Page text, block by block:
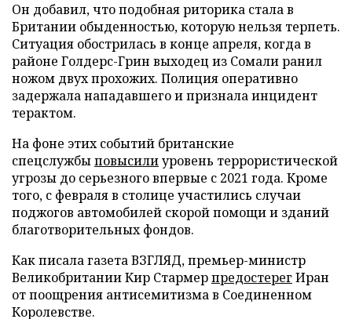
Он добавил, что подобная риторика стала в
Британии обыденностью, которую нельзя терпеть.
Ситуация обострилась в конце апреля, когда в
районе Голдерс-Грин выходец из Сомали ранил
ножом двух прохожих. Полиция оперативно
задержала нападавшего и признала инцидент
терактом.
На фоне этих событий британские
спецслужбыповысилиуровень террористической
угрозы до серьезного впервые с 2021 года. Кроме
того, с февраля в столице участились случаи
поджогов автомобилей скорой помощи и зданий
благотворительных фондов.
Как писала газета ВЗГЛЯД, премьер-министр
Великобритании Кир Стармерпредостерег Иран
от поощрения антисемитизма в Соединенном
Королевстве.